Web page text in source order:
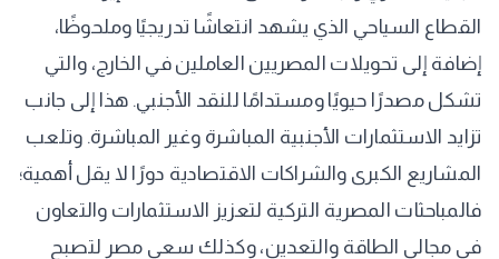
القطاع السياحي الذي يشهد انتعاشًا تدريجيًا وملحوظًا،
إضافة إلى تحويلات المصريين العاملين في الخارج، والتي
تشكل مصدرًا حيويًا ومستدامًا للنقد الأجنبي. هذا إلى جانب
تزايد الاستثمارات الأجنبية المباشرة وغير المباشرة. وتلعب
المشاريع الكبرى والشراكات الاقتصادية دورًا لا يقل أهمية؛
فالمباحثات المصرية التركية لتعزيز الاستثمارات والتعاون
في مجالي الطاقة والتعدين، وكذلك سعي مصر لتصبح